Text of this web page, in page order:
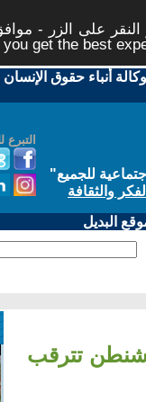
على الزر -
get the best
وكالة أنباء حقوق الإنسان
للجميع"
والثقافة
البديل
تترقب